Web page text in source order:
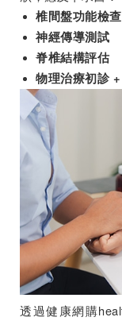
椎間盤功能檢查
神經傳導測試
脊椎結構評估
物理治療初診
透過健康網購